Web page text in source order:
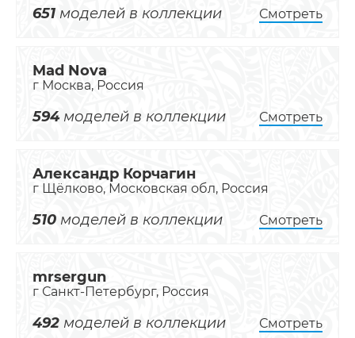
651 моделей в коллекции Смотреть
Mad Nova
г Москва, Россия
594моделей в коллекции Смотреть
Александр Корчагин
г Щёлково, Московская обл, Россия
510 моделей в коллекции Смотреть
mrsergun
г Санкт-Петербург, Россия
492 моделей в коллекции Смотреть